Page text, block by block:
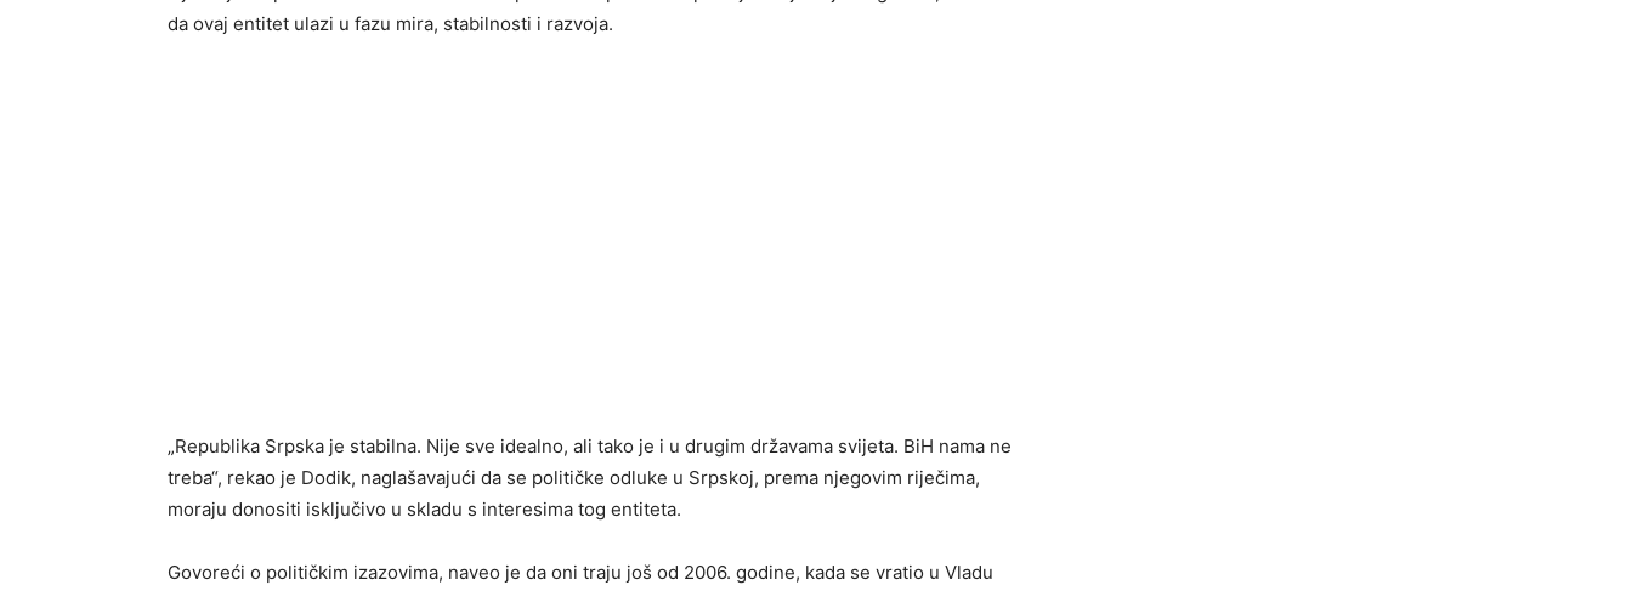
da ovaj entitet ulazi u fazu mira, stabilnosti i razvoja.
„Republika Srpska je stabilna. Nije sve idealno, ali tako je i u drugim državama svijeta. BiH nama ne
treba“, rekao je Dodik, naglašavajući da se političke odluke u Srpskoj, prema njegovim riječima,
moraju donositi isključivo u skladu s interesima tog entiteta.
Govoreći o političkim izazovima, naveo je da oni traju još od 2006. godine, kada se vratio u Vladu